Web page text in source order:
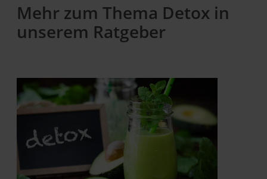
Mehr zum Thema Detox in
unserem Ratgeber